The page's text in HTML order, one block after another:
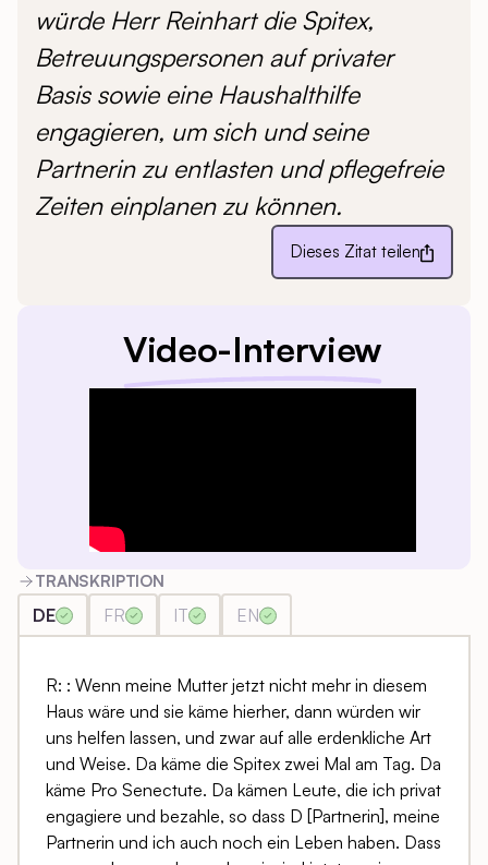
würde Herr Reinhart die Spitex,
Betreuungspersonen auf privater
Basis sowie eine Haushalthilfe
engagieren, um sich und seine
Partnerin zu entlasten und pflegefreie
Zeiten einplanen zu können.
Dieses Zitat teilen
Video-Interview
TRANSKRIPTION
DE FR IT EN
R: : Wenn meine Mutter jetzt nicht mehr in diesem
Haus wäre und sie käme hierher, dann würden wir
uns helfen lassen, und zwar auf alle erdenkliche Art
und Weise. Da käme die Spitex zwei Mal am Tag. Da
käme Pro Senectute. Da kämen Leute, die ich privat
engagiere und bezahle, so dass D [Partnerin], meine
Partnerin und ich auch noch ein Leben haben. Dass